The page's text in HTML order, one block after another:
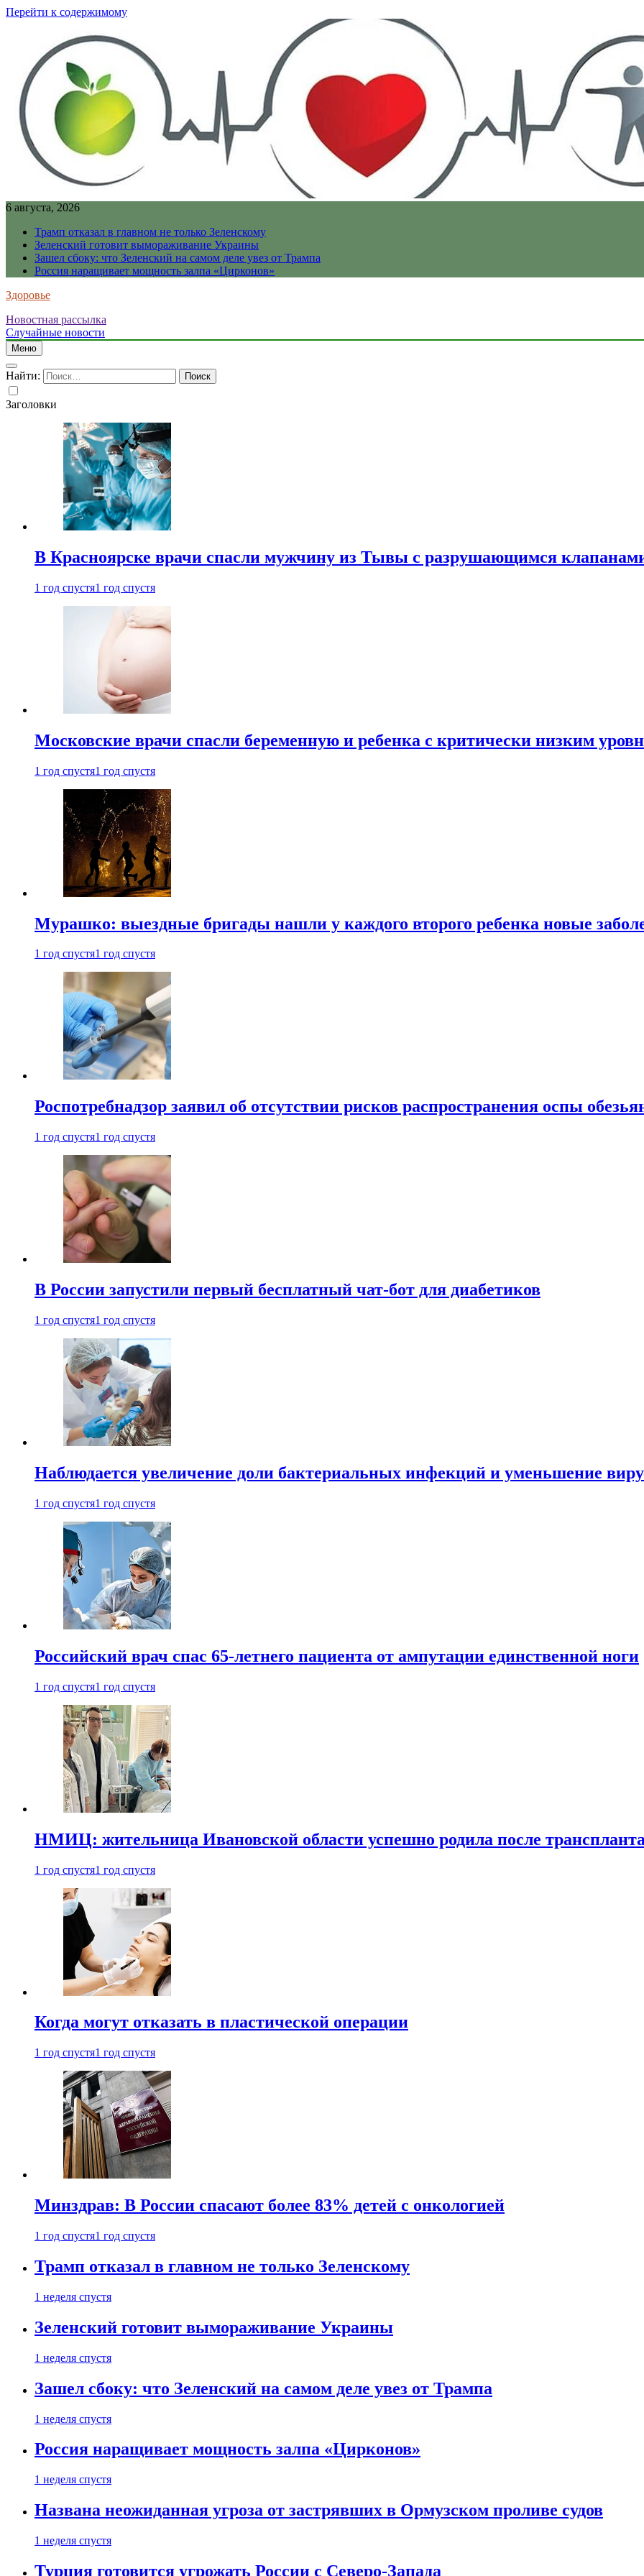
Перейти к содержимому
6 августа, 2026
Трамп отказал в главном не только Зеленскому
Зеленский готовит вымораживание Украины
Зашел сбоку: что Зеленский на самом деле увез от Трампа
Россия наращивает мощность залпа «Цирконов»
Здоровье
Новостная рассылка
Случайные новости
Меню
Найти:
Заголовки
В Красноярске врачи спасли мужчину из Тывы с разрушающимся
1 год спустя1 год спустя
Московские врачи спасли беременную и ребенка с критически низким
1 год спустя1 год спустя
Мурашко: выездные бригады нашли у каждого второго ребенка новые
1 год спустя1 год спустя
Роспотребнадзор заявил об отсутствии рисков распространения оспы
1 год спустя1 год спустя
В России запустили первый бесплатный чат-бот для диабетиков
1 год спустя1 год спустя
Наблюдается увеличение доли бактериальных инфекций и уменьшение
1 год спустя1 год спустя
Российский врач спас 65-летнего пациента от ампутации единственной ноги
1 год спустя1 год спустя
НМИЦ: жительница Ивановской области успешно родила после
1 год спустя1 год спустя
Когда могут отказать в пластической операции
1 год спустя1 год спустя
Минздрав: В России спасают более 83% детей с онкологией
1 год спустя1 год спустя
Трамп отказал в главном не только Зеленскому
1 неделя спустя
Зеленский готовит вымораживание Украины
1 неделя спустя
Зашел сбоку: что Зеленский на самом деле увез от Трампа
1 неделя спустя
Россия наращивает мощность залпа «Цирконов»
1 неделя спустя
Названа неожиданная угроза от застрявших в Ормузском проливе судов
1 неделя спустя
Турция готовится угрожать России с Северо-Запада